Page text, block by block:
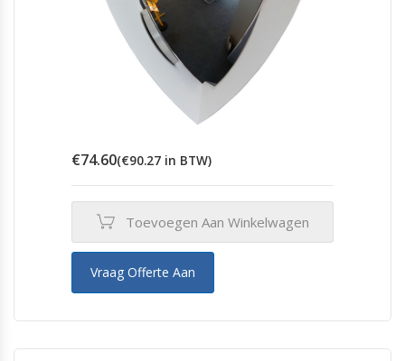
€74.60(€90.27 in BTW)
Toevoegen Aan Winkelwagen
Vraag Offerte Aan